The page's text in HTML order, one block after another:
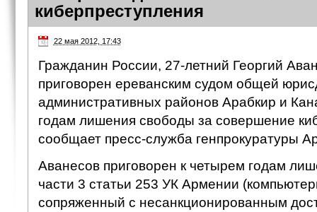
киберпреступления
22 мая 2012, 17:43
Гражданин России, 27-летний Георгий
приговорен ереванским судом общей
административных районов Арабкир и
годам лишения свободы за совершение
сообщает пресс-служба генпрокуратуры
Аванесов приговорен к четырем годам
части 3 статьи 253 УК Армении
сопряженный с несанкционированным